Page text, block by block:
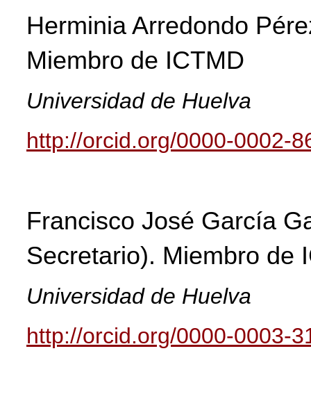
Herminia Arredondo
Miembro de ICTMD
Universidad de Huelva
http://orcid.org/0000-0002-
Francisco José García
Secretario). Miembro de
Universidad de Huelva
http://orcid.org/0000-0003-